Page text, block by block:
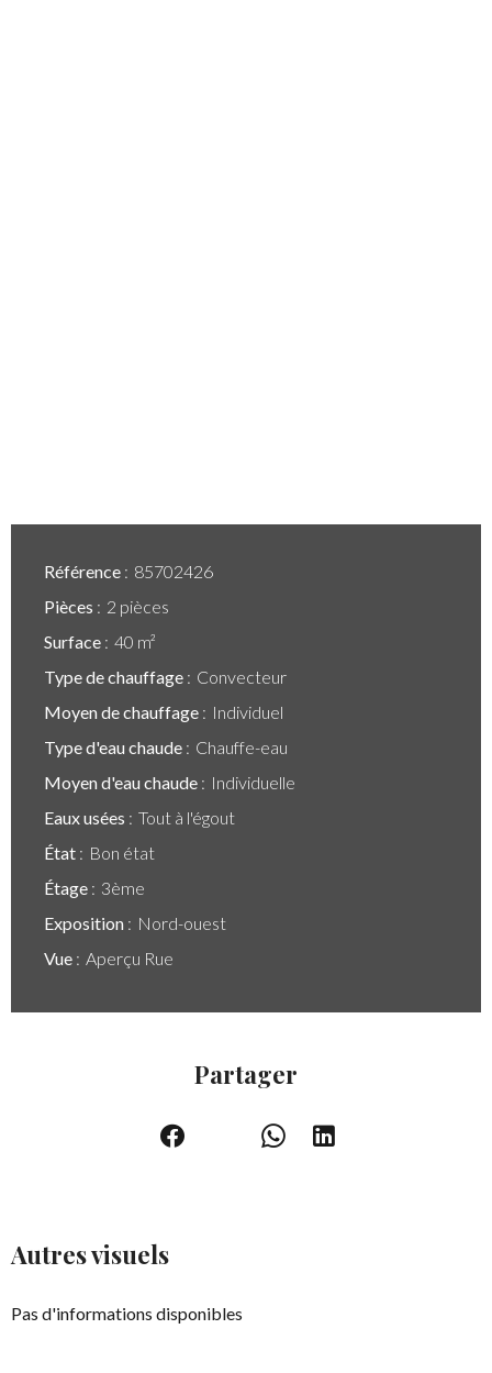
Référence
85702426
Pièces
2 pièces
Surface
40 m²
Type de chauffage
Convecteur
Moyen de chauffage
Individuel
Type d'eau chaude
Chauffe-eau
Moyen d'eau chaude
Individuelle
Eaux usées
Tout à l'égout
État
Bon état
Étage
3ème
Exposition
Nord-ouest
Vue
Aperçu Rue
Partager
Autres visuels
Pas d'informations disponibles